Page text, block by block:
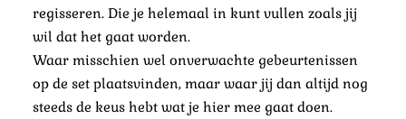
regisseren. Die je helemaal in kunt vullen zoals jij
wil dat het gaat worden.
Waar misschien wel onverwachte gebeurtenissen
op de set plaatsvinden, maar waar jij dan altijd nog
steeds de keus hebt wat je hier mee gaat doen.